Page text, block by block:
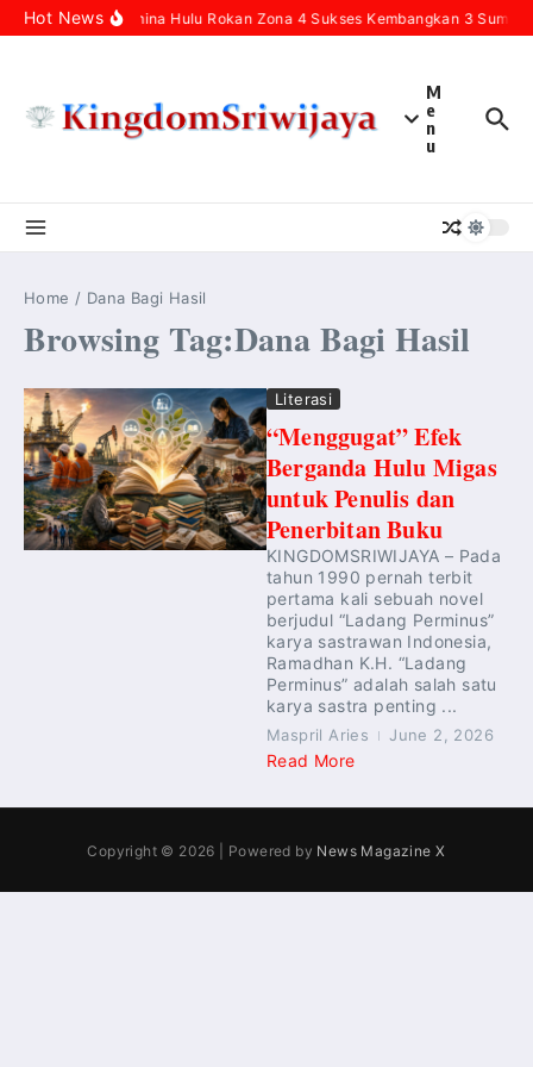
Skip to content
Hot NewsPertamina Hulu Rokan Zona 4 Sukses Kembangkan 3
M
e
n
u
Home / Dana Bagi Hasil
Browsing Tag:Dana Bagi Hasil
Literasi
“Menggugat” Efek
Berganda Hulu Migas
untuk Penulis dan
Penerbitan Buku
KINGDOMSRIWIJAYA – Pada
tahun 1990 pernah terbit
pertama kali sebuah novel
berjudul “Ladang Perminus”
karya sastrawan Indonesia,
Ramadhan K.H. “Ladang
Perminus” adalah salah satu
karya sastra penting ...
Maspril Aries June 2, 2026
Read More
Copyright © 2026 | Powered by News Magazine X